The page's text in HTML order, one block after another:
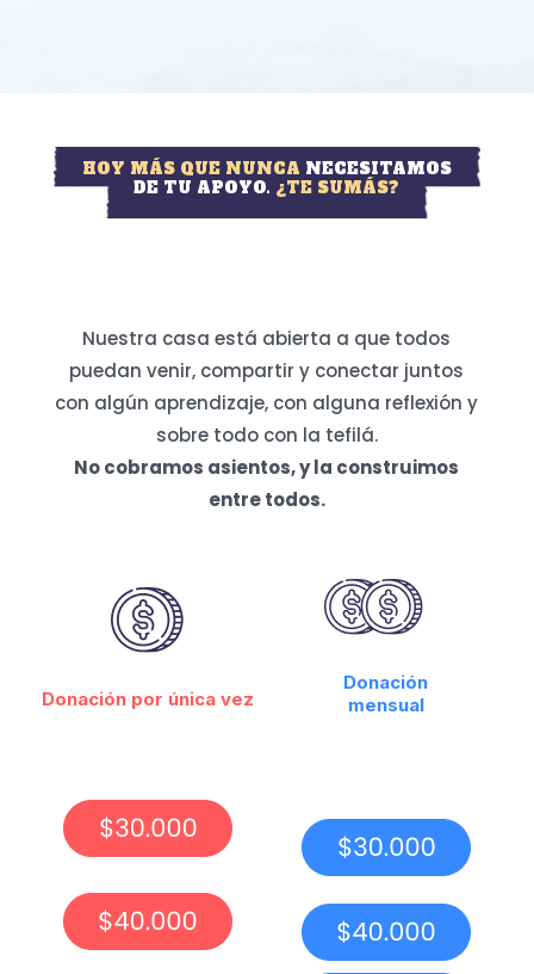
HOY MÁS QUE NUNCA NECESITAMOS
DE TU APOYO. ¿TE SUMÁS?
Nuestra casa está abierta a que todos
puedan venir, compartir y conectar juntos
con algún aprendizaje, con alguna reflexión y
sobre todo con la tefilá.
No cobramos asientos, y la construimos
entre todos.
Donación por única vez
Donación
mensual